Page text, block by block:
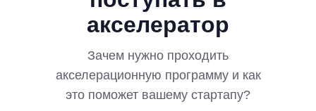
акселератор
Зачем нужно проходить
акселерационную программу и как
это поможет вашему стартапу?